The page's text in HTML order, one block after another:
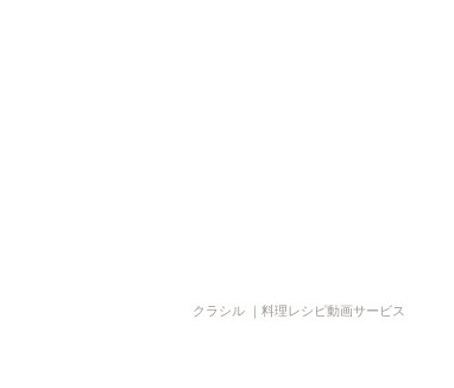
クラシル ｜料理レシピ動画サービス